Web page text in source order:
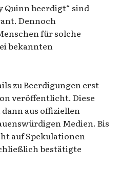
Quinn beerdigt“ sind
Dennoch
für solche
bekannten
zu Beerdigungen erst
veröffentlicht. Diese
aus offiziellen
Medien. Bis
auf Spekulationen
bestätigte